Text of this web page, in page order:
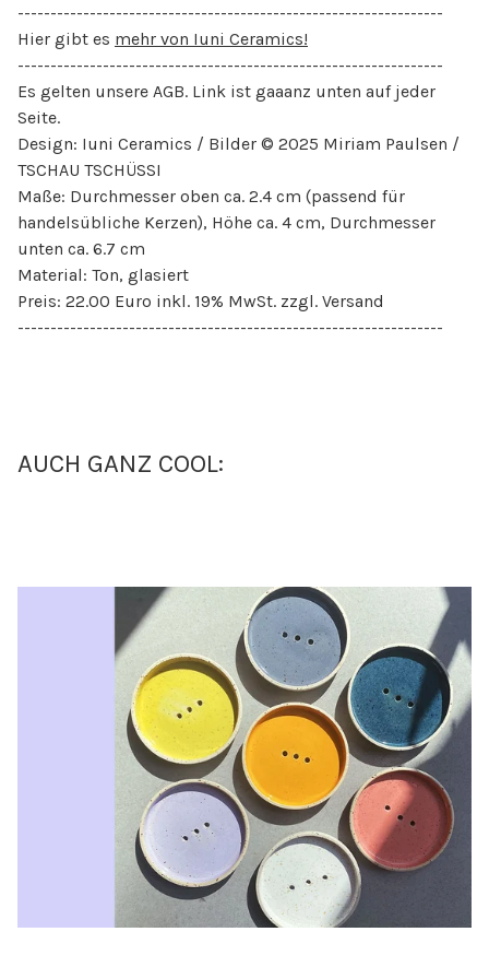
-----------------------------------------------------------------
Hier gibt es mehr von Iuni Ceramics!
-----------------------------------------------------------------
Es gelten unsere AGB. Link ist gaaanz unten auf jeder
Seite.
Design: Iuni Ceramics / Bilder © 2025 Miriam Paulsen /
TSCHAU TSCHÜSSI
Maße: Durchmesser oben ca. 2.4 cm (passend für
handelsübliche Kerzen), Höhe ca. 4 cm, Durchmesser
unten ca. 6.7 cm
Material: Ton, glasiert
Preis: 22.00 Euro inkl. 19% MwSt. zzgl. Versand
-----------------------------------------------------------------
AUCH GANZ COOL: